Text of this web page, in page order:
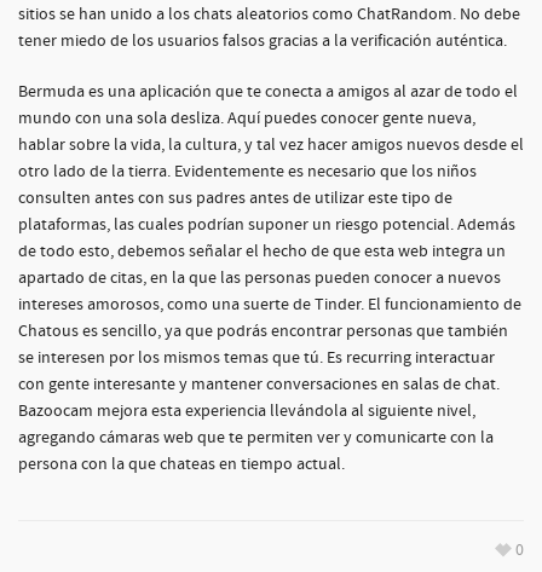
sitios se han unido a los chats aleatorios como ChatRandom. No debe
tener miedo de los usuarios falsos gracias a la verificación auténtica.
Bermuda es una aplicación que te conecta a amigos al azar de todo el
mundo con una sola desliza. Aquí puedes conocer gente nueva,
hablar sobre la vida, la cultura, y tal vez hacer amigos nuevos desde el
otro lado de la tierra. Evidentemente es necesario que los niños
consulten antes con sus padres antes de utilizar este tipo de
plataformas, las cuales podrían suponer un riesgo potencial. Además
de todo esto, debemos señalar el hecho de que esta web integra un
apartado de citas, en la que las personas pueden conocer a nuevos
intereses amorosos, como una suerte de Tinder. El funcionamiento de
Chatous es sencillo, ya que podrás encontrar personas que también
se interesen por los mismos temas que tú. Es recurring interactuar
con gente interesante y mantener conversaciones en salas de chat.
Bazoocam mejora esta experiencia llevándola al siguiente nivel,
agregando cámaras web que te permiten ver y comunicarte con la
persona con la que chateas en tiempo actual.
0